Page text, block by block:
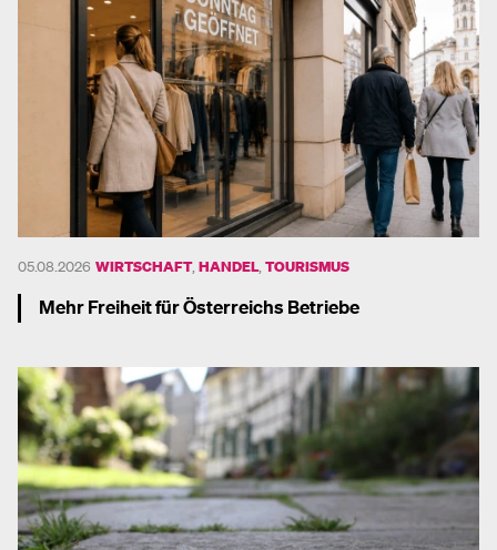
05.08.2026 WIRTSCHAFT, HANDEL, TOURISMUS
Mehr Freiheit für Österreichs Betriebe